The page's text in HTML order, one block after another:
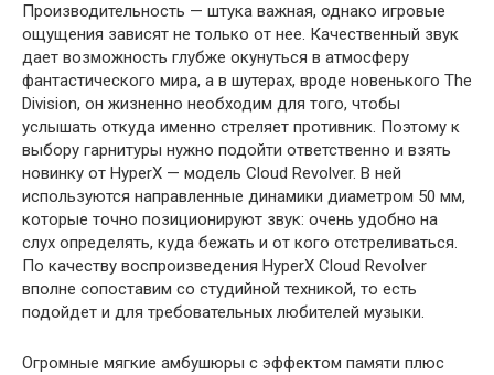
Производительность — штука важная, однако игровые
ощущения зависят не только от нее. Качественный звук
дает возможность глубже окунуться в атмосферу
фантастического мира, а в шутерах, вроде новенького The
Division, он жизненно необходим для того, чтобы
услышать откуда именно стреляет противник. Поэтому к
выбору гарнитуры нужно подойти ответственно и взять
новинку от HyperX — модель Cloud Revolver. В ней
используются направленные динамики диаметром 50 мм,
которые точно позиционируют звук: очень удобно на
слух определять, куда бежать и от кого отстреливаться.
По качеству воспроизведения HyperX Cloud Revolver
вполне сопоставим со студийной техникой, то есть
подойдет и для требовательных любителей музыки.
Огромные мягкие амбушюры с эффектом памяти плюс